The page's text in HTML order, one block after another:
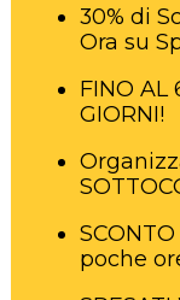
30% di
Ora su
FINO AL
GIORNI!
poche